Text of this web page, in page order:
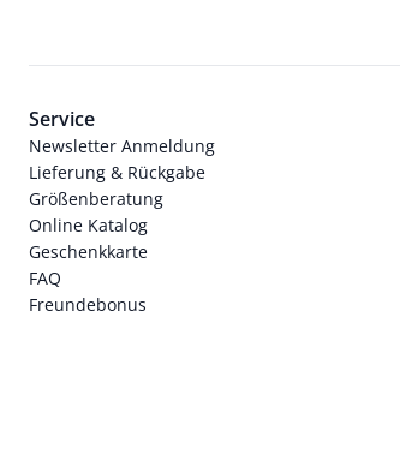
Service
Newsletter Anmeldung
Lieferung & Rückgabe
Größenberatung
Online Katalog
Geschenkkarte
FAQ
Freundebonus